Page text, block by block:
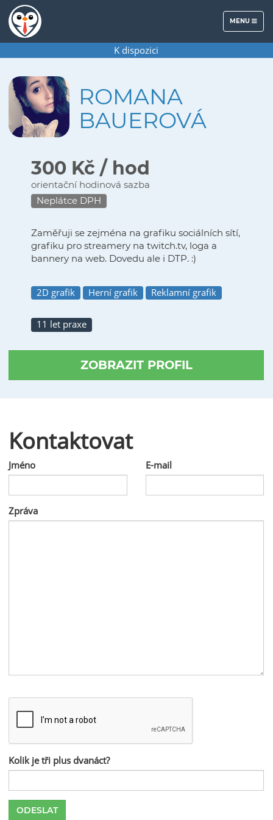
MENU
MENU
K dispozici
ROMANA
BAUEROVÁ
300 Kč / hod
orientační hodinová sazba
Neplátce DPH
Zaměřuji se zejména na grafiku sociálních sítí,
grafiku pro streamery na twitch.tv, loga a
bannery na web. Dovedu ale i DTP. :)
2D grafik Herní grafik Reklamní grafik
11 let praxe
ZOBRAZIT PROFIL
Kontaktovat
Jméno E-mail
Zpráva
Kolik je tři plus dvanáct?